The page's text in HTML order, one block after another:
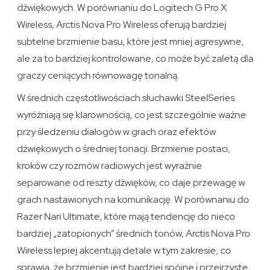
dźwiękowych. W porównaniu do Logitech G Pro X
Wireless, Arctis Nova Pro Wireless oferują bardziej
subtelne brzmienie basu, które jest mniej agresywne,
ale za to bardziej kontrolowane, co może być zaletą dla
graczy ceniących równowagę tonalną.
W średnich częstotliwościach słuchawki SteelSeries
wyróżniają się klarownością, co jest szczególnie ważne
przy śledzeniu dialogów w grach oraz efektów
dźwiękowych o średniej tonacji. Brzmienie postaci,
kroków czy rozmów radiowych jest wyraźnie
separowane od reszty dźwięków, co daje przewagę w
grach nastawionych na komunikację. W porównaniu do
Razer Nari Ultimate, które mają tendencję do nieco
bardziej „zatopionych” średnich tonów, Arctis Nova Pro
Wireless lepiej akcentują detale w tym zakresie, co
sprawia, że brzmienie jest bardziej spójne i przejrzyste,